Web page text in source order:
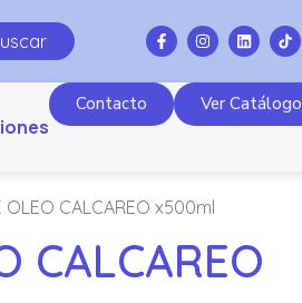
Contacto Ver Catálogo
OLEO CALCAREO x500ml
CALCAREO